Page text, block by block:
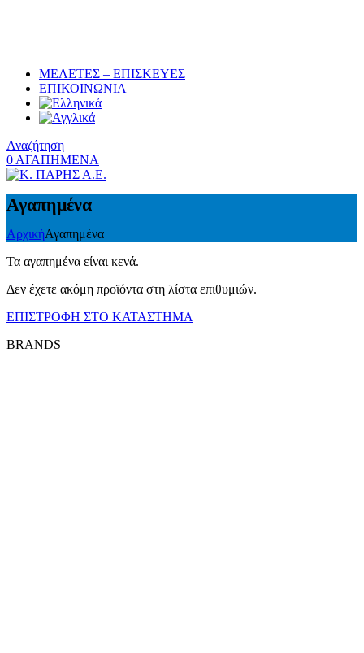
ΜΕΛΕΤΕΣ – ΕΠΙΣΚΕΥΕΣ
ΕΠΙΚΟΙΝΩΝΙΑ
Αναζήτηση
0 ΑΓΑΠΗΜΕΝΑ
Αγαπημένα
ΑρχικήΑγαπημένα
Τα αγαπημένα είναι κενά.
Δεν έχετε ακόμη προϊόντα στη λίστα επιθυμιών.
ΕΠΙΣΤΡΟΦΗ ΣΤΟ ΚΑΤΑΣΤΗΜΑ
BRANDS